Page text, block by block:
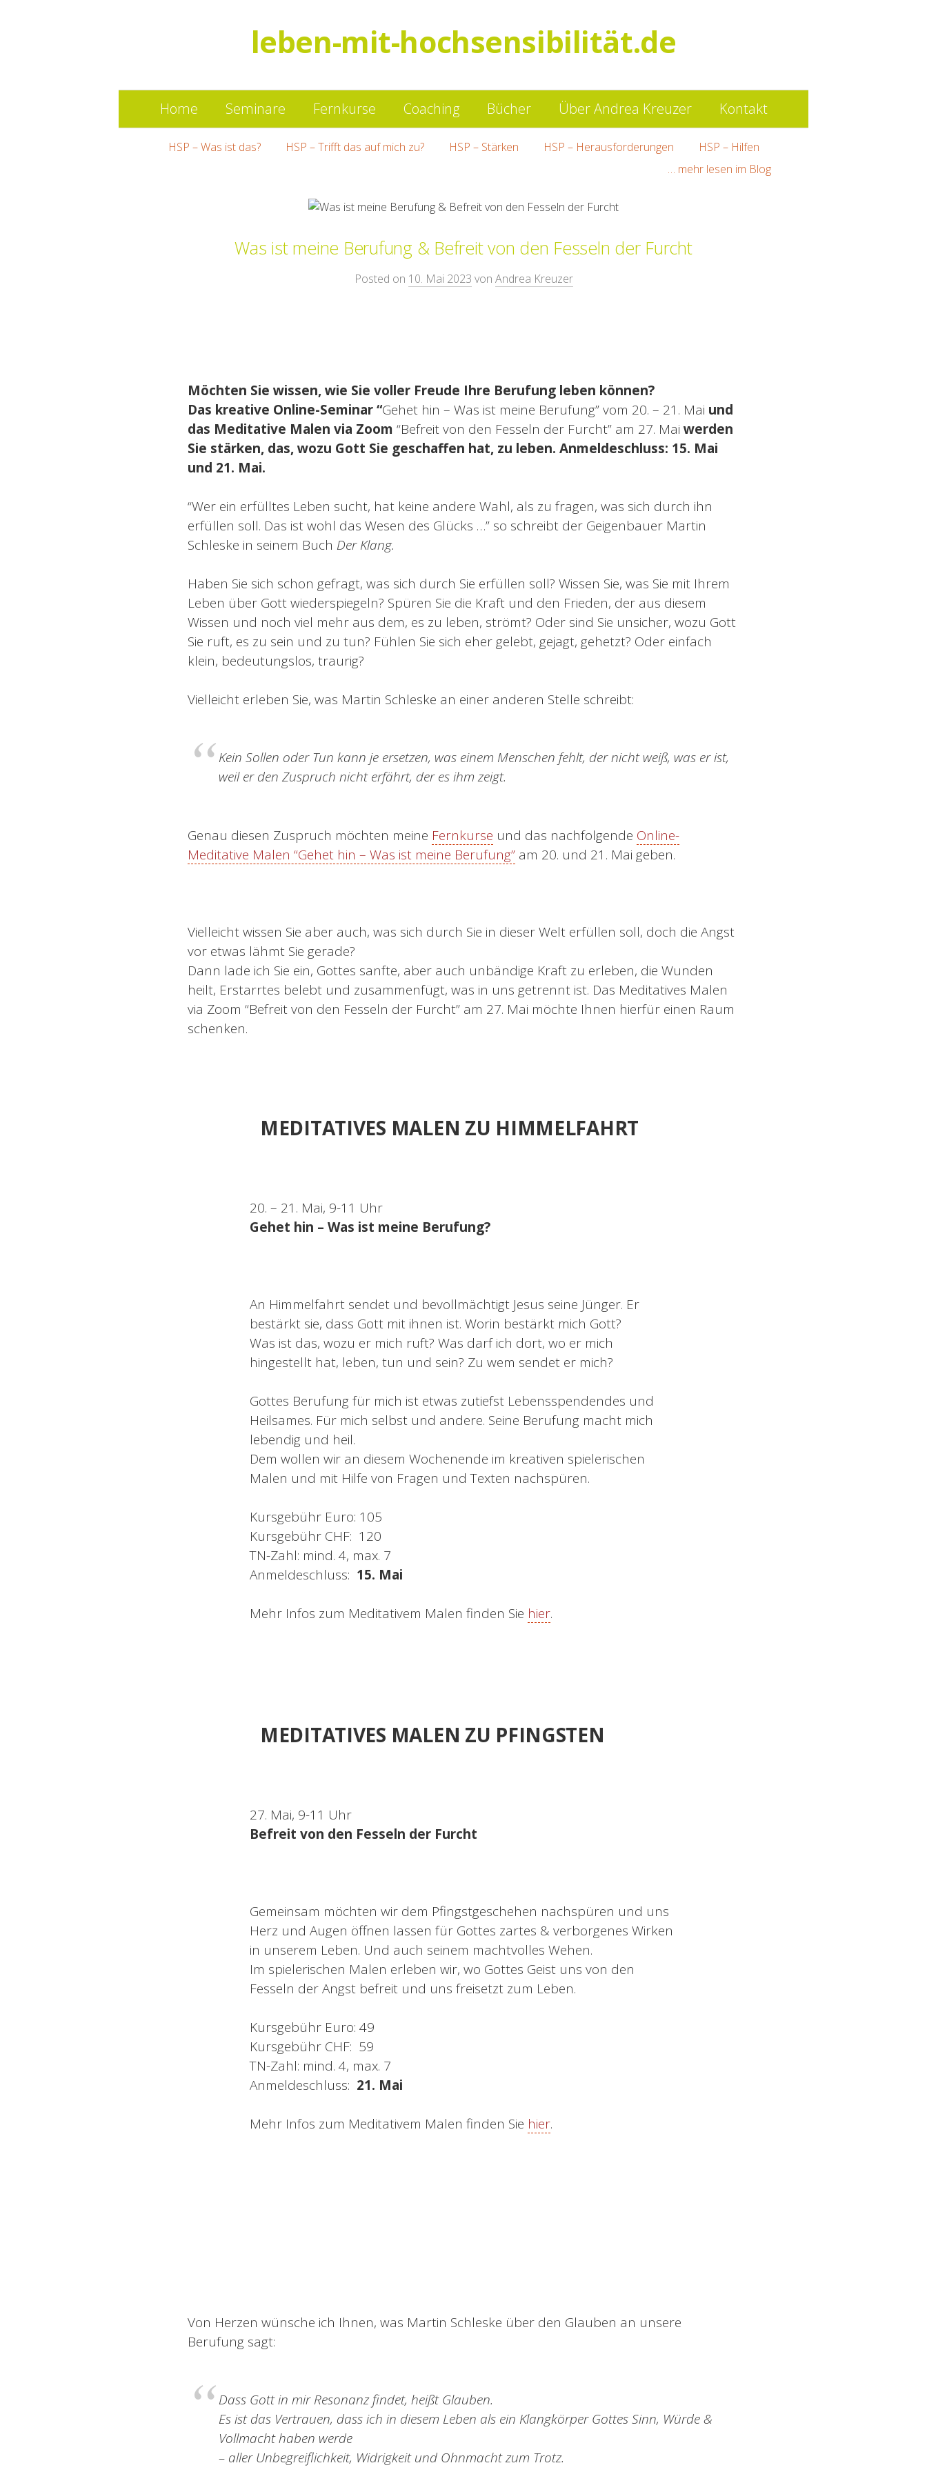
leben-mit-hochsensibilität.de
Springe
zum
Home Seminare Fernkurse Coaching Bücher Über Andrea Kreuzer Kontakt
HSP – Was ist das? HSP – Trifft das auf mich zu? HSP – Stärken HSP – Herausforderungen
HSP – Hilfen
… mehr lesen im Blog
Was ist meine Berufung & Befreit von den Fesseln der Furcht
Posted on 10. Mai 2023 von Andrea Kreuzer
Möchten Sie wissen, wie Sie voller Freude Ihre Berufung leben können?
Das kreative Online-Seminar“Gehet hin – Was ist meine Berufung” vom 20. – 21. Mai und
das Meditative Malen via Zoom “Befreit von den Fesseln der Furcht” am 27. Mai werden
Sie stärken, das, wozu Gott Sie geschaffen hat, zu leben. Anmeldeschluss: 15. Mai
und 21. Mai.
“Wer ein erfülltes Leben sucht, hat keine andere Wahl, als zu fragen, was sich durch ihn
erfüllen soll. Das ist wohl das Wesen des Glücks …” so schreibt der Geigenbauer Martin
Schleske in seinem Buch Der Klang.
Haben Sie sich schon gefragt, was sich durch Sie erfüllen soll? Wissen Sie, was Sie mit Ihrem
Leben über Gott wiederspiegeln? Spüren Sie die Kraft und den Frieden, der aus diesem
Wissen und noch viel mehr aus dem, es zu leben, strömt? Oder sind Sie unsicher, wozu Gott
Sie ruft, es zu sein und zu tun? Fühlen Sie sich eher gelebt, gejagt, gehetzt? Oder einfach
klein, bedeutungslos, traurig?
Vielleicht erleben Sie, was Martin Schleske an einer anderen Stelle schreibt:
Kein Sollen oder Tun kann je ersetzen, was einem Menschen fehlt, der nicht weiß, was er ist,
weil er den Zuspruch nicht erfährt, der es ihm zeigt.
Genau diesen Zuspruch möchten meine Fernkurse und das nachfolgende Online-
Meditative Malen “Gehet hin – Was ist meine Berufung” am 20. und 21. Mai geben.
Vielleicht wissen Sie aber auch, was sich durch Sie in dieser Welt erfüllen soll, doch die Angst
vor etwas lähmt Sie gerade?
Dann lade ich Sie ein, Gottes sanfte, aber auch unbändige Kraft zu erleben, die Wunden
heilt, Erstarrtes belebt und zusammenfügt, was in uns getrennt ist. Das Meditatives Malen
via Zoom “Befreit von den Fesseln der Furcht” am 27. Mai möchte Ihnen hierfür einen Raum
schenken.
MEDITATIVES MALEN ZU HIMMELFAHRT
20. – 21. Mai, 9-11 Uhr
Gehet hin – Was ist meine Berufung?
An Himmelfahrt sendet und bevollmächtigt Jesus seine Jünger. Er
bestärkt sie, dass Gott mit ihnen ist. Worin bestärkt mich Gott?
Was ist das, wozu er mich ruft? Was darf ich dort, wo er mich
hingestellt hat, leben, tun und sein? Zu wem sendet er mich?
Gottes Berufung für mich ist etwas zutiefst Lebensspendendes und
Heilsames. Für mich selbst und andere. Seine Berufung macht mich
lebendig und heil.
Dem wollen wir an diesem Wochenende im kreativen spielerischen
Malen und mit Hilfe von Fragen und Texten nachspüren.
Kursgebühr Euro: 105
Kursgebühr CHF: 120
TN-Zahl: mind. 4, max. 7
Anmeldeschluss: 15. Mai
Mehr Infos zum Meditativem Malen finden Sie hier.
MEDITATIVES MALEN ZU PFINGSTEN
27. Mai, 9-11 Uhr
Befreit von den Fesseln der Furcht
Gemeinsam möchten wir dem Pfingstgeschehen nachspüren und uns
Herz und Augen öffnen lassen für Gottes zartes & verborgenes Wirken
in unserem Leben. Und auch seinem machtvolles Wehen.
Im spielerischen Malen erleben wir, wo Gottes Geist uns von den
Fesseln der Angst befreit und uns freisetzt zum Leben.
Kursgebühr Euro: 49
Kursgebühr CHF: 59
TN-Zahl: mind. 4, max. 7
Anmeldeschluss: 21. Mai
Mehr Infos zum Meditativem Malen finden Sie hier.
Von Herzen wünsche ich Ihnen, was Martin Schleske über den Glauben an unsere
Berufung sagt:
Dass Gott in mir Resonanz findet, heißt Glauben.
Es ist das Vertrauen, dass ich in diesem Leben als ein Klangkörper Gottes Sinn, Würde &
Vollmacht haben werde
– aller Unbegreiflichkeit, Widrigkeit und Ohnmacht zum Trotz.